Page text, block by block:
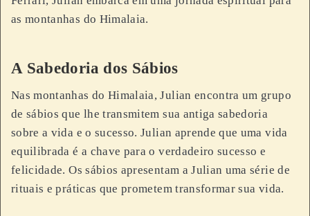
as montanhas do Himalaia.
A Sabedoria dos Sábios
Nas montanhas do Himalaia, Julian encontra um grupo
de sábios que lhe transmitem sua antiga sabedoria
sobre a vida e o sucesso. Julian aprende que uma vida
equilibrada é a chave para o verdadeiro sucesso e
felicidade. Os sábios apresentam a Julian uma série de
rituais e práticas que prometem transformar sua vida.